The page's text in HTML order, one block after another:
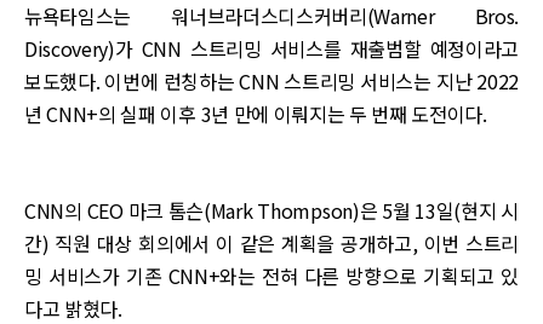
뉴욕타임스는 워너브라더스디스커버리(Warner Bros.
Discovery)가 CNN 스트리밍 서비스를 재출범할 예정이라고
보도했다. 이번에 런칭하는 CNN 스트리밍 서비스는 지난 2022
년 CNN+의 실패 이후 3년 만에 이뤄지는 두 번째 도전이다.
CNN의 CEO 마크 톰슨(Mark Thompson)은 5월 13일(현지 시
간) 직원 대상 회의에서 이 같은 계획을 공개하고, 이번 스트리
밍 서비스가 기존 CNN+와는 전혀 다른 방향으로 기획되고 있
다고 밝혔다.